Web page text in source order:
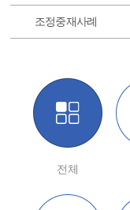
조정중재사례
전체